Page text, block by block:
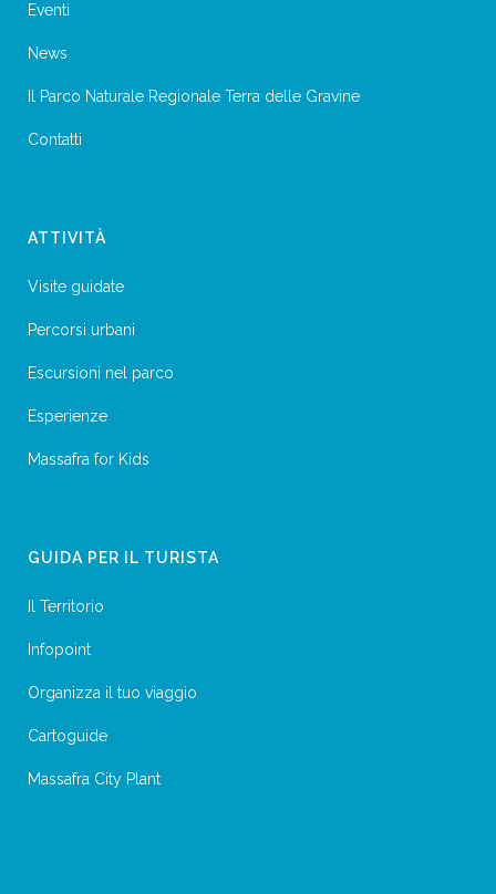
Eventi
News
Il Parco Naturale Regionale Terra delle Gravine
Contatti
ATTIVITÀ
Visite guidate
Percorsi urbani
Escursioni nel parco
Esperienze
Massafra for Kids
GUIDA PER IL TURISTA
Il Territorio
Infopoint
Organizza il tuo viaggio
Cartoguide
Massafra City Plant